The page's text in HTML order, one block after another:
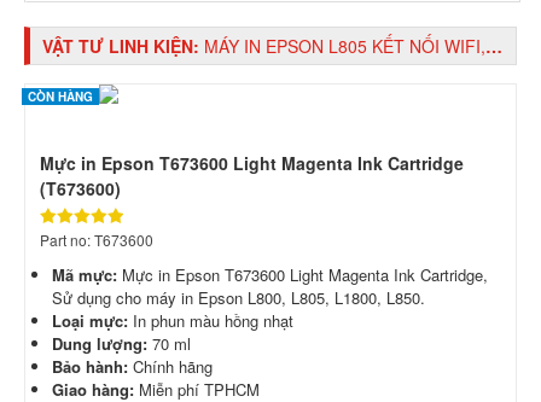
VẬT TƯ LINH KIỆN: MÁY IN EPSON L805 KẾT NỐI WIFI, IN PHUN TIẾP MỰC NGOÀI CHÍNH HÃNG
CÒN HÀNG
Mực in Epson T673600 Light Magenta Ink Cartridge
(T673600)
Part no: T673600
Mã mực: Mực in Epson T673600 Light Magenta Ink Cartridge,
Sử dụng cho máy in Epson L800, L805, L1800, L850.
Loại mực: In phun màu hồng nhạt
Dung lượng: 70 ml
Bảo hành: Chính hãng
Giao hàng: Miễn phí TPHCM